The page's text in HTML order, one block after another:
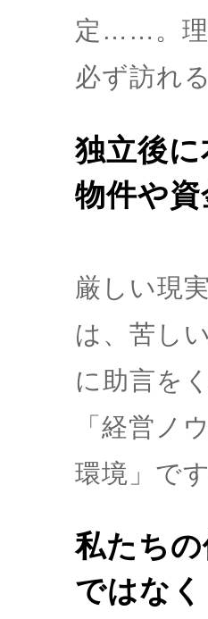
定……。理
必ず訪れ
独立後
物件や資
厳しい現
は、苦し
に助言を
「経営ノ
環境」です
私たち
ではな